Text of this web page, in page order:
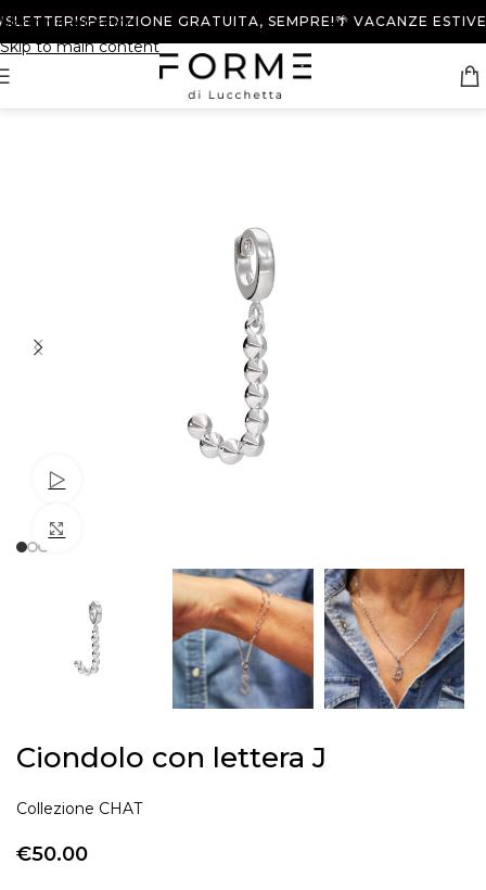
Skip to navigation
Skip to main content
SPEDIZIONE GRATUITA, SEMPRE!🌴 VACANZE
Ciondolo con lettera J
Collezione CHAT
€50.00